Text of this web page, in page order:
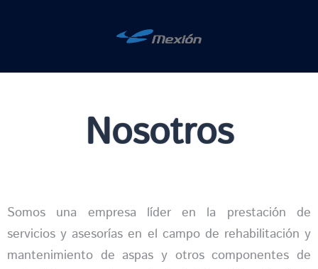
Nosotros
Somos una empresa líder en la prestación de
servicios y asesorías en el campo de rehabilitación y
mantenimiento de aspas y otros componentes de